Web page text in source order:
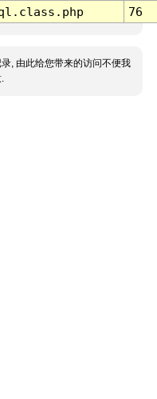
76
, 由此给您带来的访问不便我